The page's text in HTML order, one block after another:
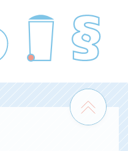
Zum